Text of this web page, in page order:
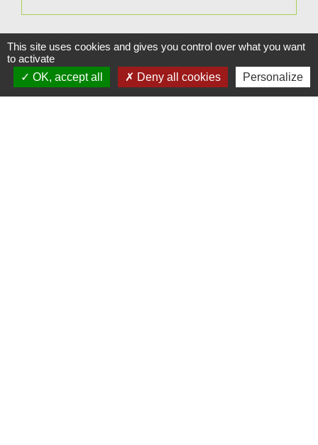
Contacts
This site uses cookies and gives you control over what you want
to activate
OK, accept all
Deny all cookies Personalize